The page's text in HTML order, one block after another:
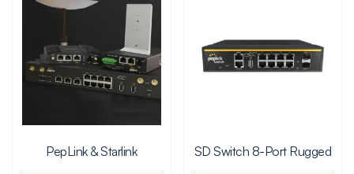
PepLink & Starlink SD Switch 8-Port Rugged